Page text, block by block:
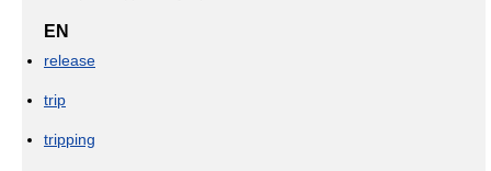
EN
release
trip
tripping